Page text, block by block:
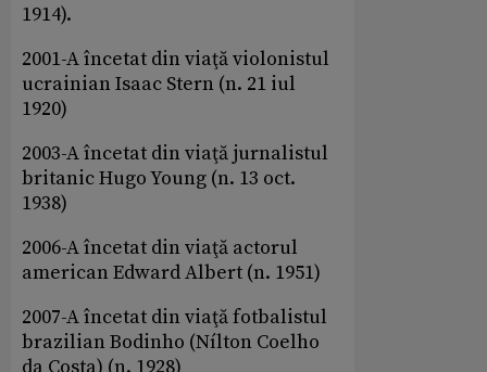
1914).
2001-A încetat din viaţă violonistul
ucrainian Isaac Stern (n. 21 iul
1920)
2003-A încetat din viaţă jurnalistul
britanic Hugo Young (n. 13 oct.
1938)
2006-A încetat din viaţă actorul
american Edward Albert (n. 1951)
2007-A încetat din viaţă fotbalistul
brazilian Bodinho (Nílton Coelho
da Costa) (n. 1928)